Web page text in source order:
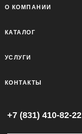
О КОМПАНИИ
КАТАЛОГ
УСЛУГИ
КОНТАКТЫ
+7 (831) 410-82-22